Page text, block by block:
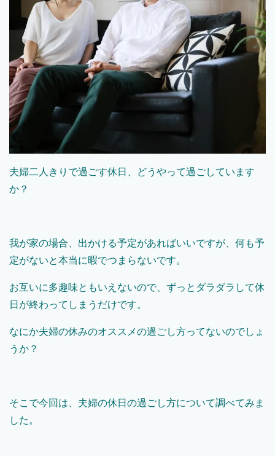
夫婦二人きりで過ごす休日、どうやって過ごしています
か？
我が家の場合、出かける予定があればいいですが、何も予
定がないと本当に暇でつまらないです。
お互いに多趣味ともいえないので、ずっとダラダラして休
日が終わってしまうだけです。
なにか夫婦の休みのオススメの過ごし方ってないのでしょ
うか？
そこで今回は、夫婦の休日の過ごし方について調べてみま
した。